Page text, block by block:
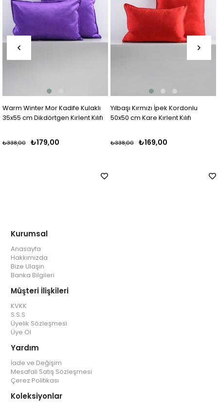
Warm Winter Mor Kadife Kulaklı
35x55 cm Dikdörtgen Kırlent Kılıfı
₺179,00
₺338,00
Yılbaşı Kırmızı İpek Kordonlu
50x50 cm Kare Kırlent Kılıfı
₺169,00
₺338,00
Kurumsal
Anasayfa
Hakkımızda
Bize Ulaşın
Banka Bilgileri
Müşteri İlişkileri
KVKK
S.S.S
Üyelik Sözleşmesi
Üye Ol
Yardım
İade ve Değişim
Mesafali Satış Sözleşmesi
Çerez Politikası
Koleksiyonlar